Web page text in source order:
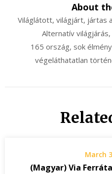
About
Világlátott, világjárt, jártas
Alternatív
165 ország, sok
végeláthatatlan
March
(Magyar) Via